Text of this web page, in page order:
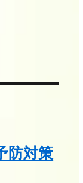
防対策